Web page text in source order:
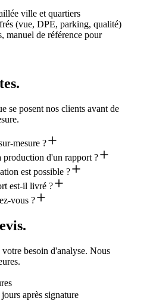
ville et quartiers
(vue, DPE, parking, qualité)
manuel de référence pour
se posent nos clients avant de
mesure ?
production d'un rapport ?
est possible ?
est-il livré ?
vous ?
besoin d'analyse. Nous
après signature